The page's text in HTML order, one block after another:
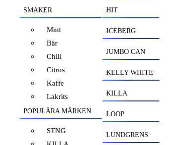
SMAKER
Mint
Bär
Chili
Citrus
Kaffe
Lakrits
POPULÄRA MÄRKEN
STNG
HIT
ICEBERG
JUMBO CAN
KELLY WHITE
KILLA
LOOP
LUNDGRENS